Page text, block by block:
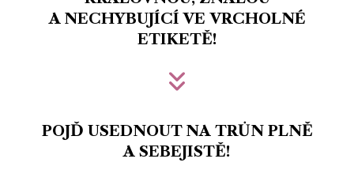
A NECHYBUJÍCÍ VE VRCHOLNÉ
ETIKETĚ!
POJĎ USEDNOUT NA TRŮN PLNĚ
A SEBEJISTĚ!